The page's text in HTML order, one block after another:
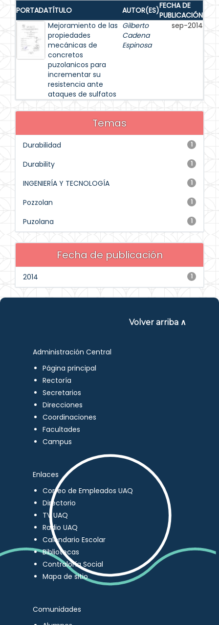
PORTADATÍTULO AUTOR(ES)FECHA DE
PUBLICACIÓN
Mejoramiento de las
propiedades
mecánicas de
concretos
puzolanicos para
incrementar su
resistencia ante
ataques de sulfatos
Gilberto
Cadena
Espinosa
sep-2014
Temas
1
Durabilidad
1
Durability
1
INGENIERÍA Y TECNOLOGÍA
1
Pozzolan
1
Puzolana
Fecha de publicación
1
2014
Volver arriba ∧
Administración Central
Página principal
Rectoría
Secretarios
Direcciones
Coordinaciones
Facultades
Campus
Enlaces
Correo de Empleados UAQ
Directorio
TV UAQ
Radio UAQ
Calendario Escolar
Bibliotecas
Contraloría Social
Mapa de sitio
Comunidades